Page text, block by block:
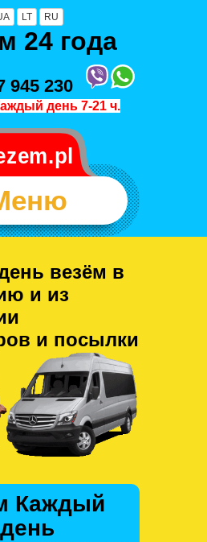
LT RU
24 года
945 230
день 7-21 ч.
везём в
и из
и посылки
Каждый
день